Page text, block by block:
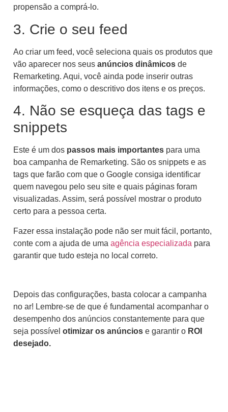
propensão a comprá-lo.
3. Crie o seu feed
Ao criar um feed, você seleciona quais os produtos que
vão aparecer nos seus anúncios dinâmicos de
Remarketing. Aqui, você ainda pode inserir outras
informações, como o descritivo dos itens e os preços.
4. Não se esqueça das tags e
snippets
Este é um dos passos mais importantes para uma
boa campanha de Remarketing. São os snippets e as
tags que farão com que o Google consiga identificar
quem navegou pelo seu site e quais páginas foram
visualizadas. Assim, será possível mostrar o produto
certo para a pessoa certa.
Fazer essa instalação pode não ser muit fácil, portanto,
conte com a ajuda de uma agência especializada para
garantir que tudo esteja no local correto.
Depois das configurações, basta colocar a campanha
no ar! Lembre-se de que é fundamental acompanhar o
desempenho dos anúncios constantemente para que
seja possível otimizar os anúncios e garantir o ROI
desejado.